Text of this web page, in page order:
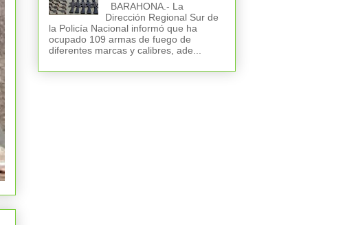
BARAHONA.- La
Dirección Regional Sur de
la Policía Nacional informó que ha
ocupado 109 armas de fuego de
diferentes marcas y calibres, ade...